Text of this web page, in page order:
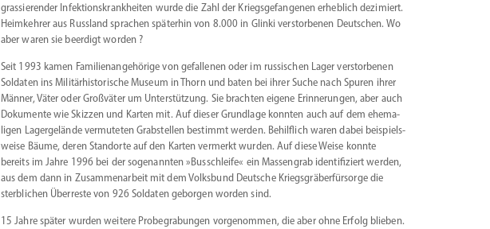
grassie­render Infek­ti­ons­krank­heiten wurde die Zahl der Kriegs­ge­fan­genen erheblich dezimiert.
Heimkehrer aus Russland sprachen späterhin von 8.000 in Glinki verstor­benen Deutschen. Wo
aber waren sie beerdigt worden ?
Seit 1993 kamen Famili­en­an­ge­hörige von gefal­lenen oder im russi­schen Lager verstor­benen
Soldaten ins Militär­his­to­rische Museum in Thorn und baten bei ihrer Suche nach Spuren ihrer
Männer, Väter oder Großväter um Unter­stützung. Sie brachten eigene Erinne­rungen, aber auch
Dokumente wie Skizzen und Karten mit. Auf dieser Grundlage konnten auch auf dem ehema­
ligen Lager­ge­lände vermu­teten Grabstellen bestimmt werden. Behilflich waren dabei beispiels­
weise Bäume, deren Standorte auf den Karten vermerkt wurden. Auf diese Weise konnte
bereits im Jahre 1996 bei der sogenannten »Busschleife« ein Massengrab identi­fi­ziert werden,
aus dem dann in Zusam­men­arbeit mit dem Volksbund Deutsche Kriegs­grä­ber­für­sorge die
sterb­lichen Überreste von 926 Soldaten geborgen worden sind.
15 Jahre später wurden weitere Probe­gra­bungen vorge­nommen, die aber ohne Erfolg blieben.